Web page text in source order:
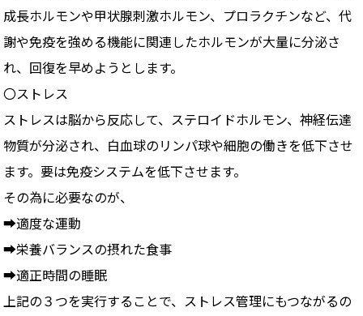
成長ホルモンや甲状腺刺激ホルモン、プロラクチンなど、代
謝や免疫を強める機能に関連したホルモンが大量に分泌さ
れ、回復を早めようとします。
〇ストレス
ストレスは脳から反応して、ステロイドホルモン、神経伝達
物質が分泌され、白血球のリンパ球や細胞の働きを低下させ
ます。要は免疫システムを低下させます。
その為に必要なのが、
➡適度な運動
➡栄養バランスの摂れた食事
➡適正時間の睡眠
上記の３つを実行することで、ストレス管理にもつながるの